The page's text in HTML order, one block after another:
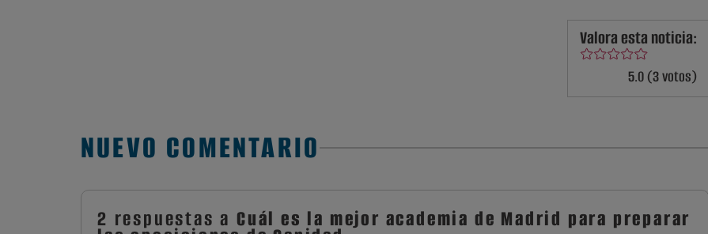
Valora esta noticia:
5.0 (3 votos)
NUEVO COMENTARIO
2 respuestas a Cuál es la mejor academia de Madrid para preparar